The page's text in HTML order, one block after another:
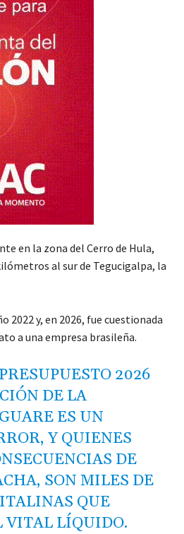
en la zona del Cerro de Hula,
al sur de Tegucigalpa, la
2022 y, en 2026, fue cuestionada
a una empresa brasileña.
2026
DE LA
ES UN
Y QUIENES
DE
SON MILES DE
QUE
VITAL LÍQUIDO.